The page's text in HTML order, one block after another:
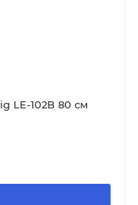
LE-102B 80 см